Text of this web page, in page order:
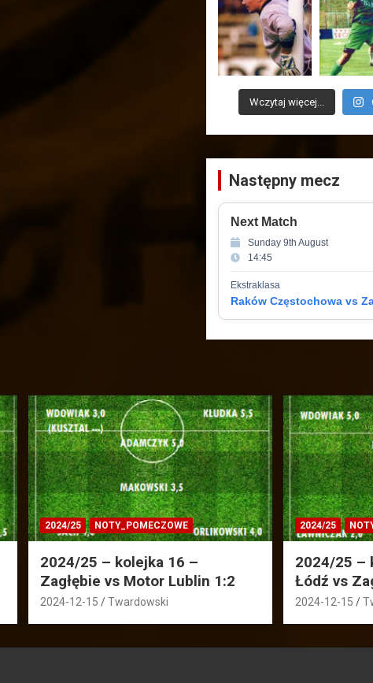
Wczytaj więcej...
Następny mecz
Next Match
Sunday 9th August
14:45
Ekstraklasa
Raków Częstochowa vs
2024/25 NOTY_POMECZOWE
2024/25 – kolejka 16 –
Zagłębie vs Motor Lublin 1:2
2024-12-15 Twardowski
2024/25
2024/25 –
Łódź vs
2024-12-15